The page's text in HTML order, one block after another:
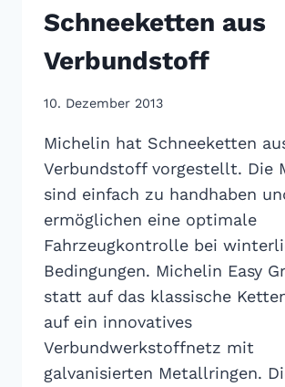
Schneeketten aus
Verbundstoff
10. Dezember 2013
Michelin hat Schneeketten
Verbundstoff vorgestellt. Die
sind einfach zu handhaben
ermöglichen eine optimale
Fahrzeugkontrolle bei
Bedingungen. Michelin Easy
statt auf das klassische
auf ein innovatives
Verbundwerkstoffnetz mit
galvanisierten Metallringen.